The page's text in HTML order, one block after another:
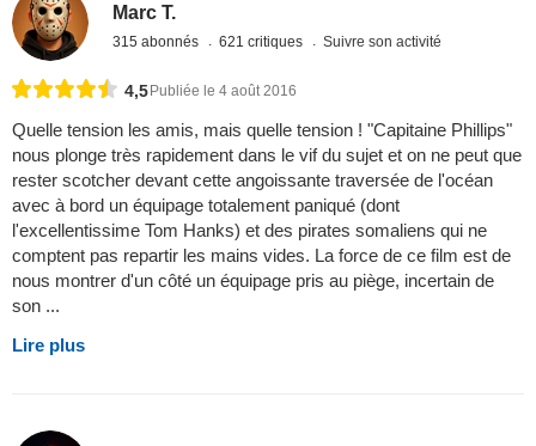
Marc T.
315 abonnés 621 critiques Suivre son activité
4,5 Publiée le 4 août 2016
Quelle tension les amis, mais quelle tension ! "Capitaine Phillips"
nous plonge très rapidement dans le vif du sujet et on ne peut que
rester scotcher devant cette angoissante traversée de l'océan
avec à bord un équipage totalement paniqué (dont
l'excellentissime Tom Hanks) et des pirates somaliens qui ne
comptent pas repartir les mains vides. La force de ce film est de
nous montrer d'un côté un équipage pris au piège, incertain de
son ...
Lire plus